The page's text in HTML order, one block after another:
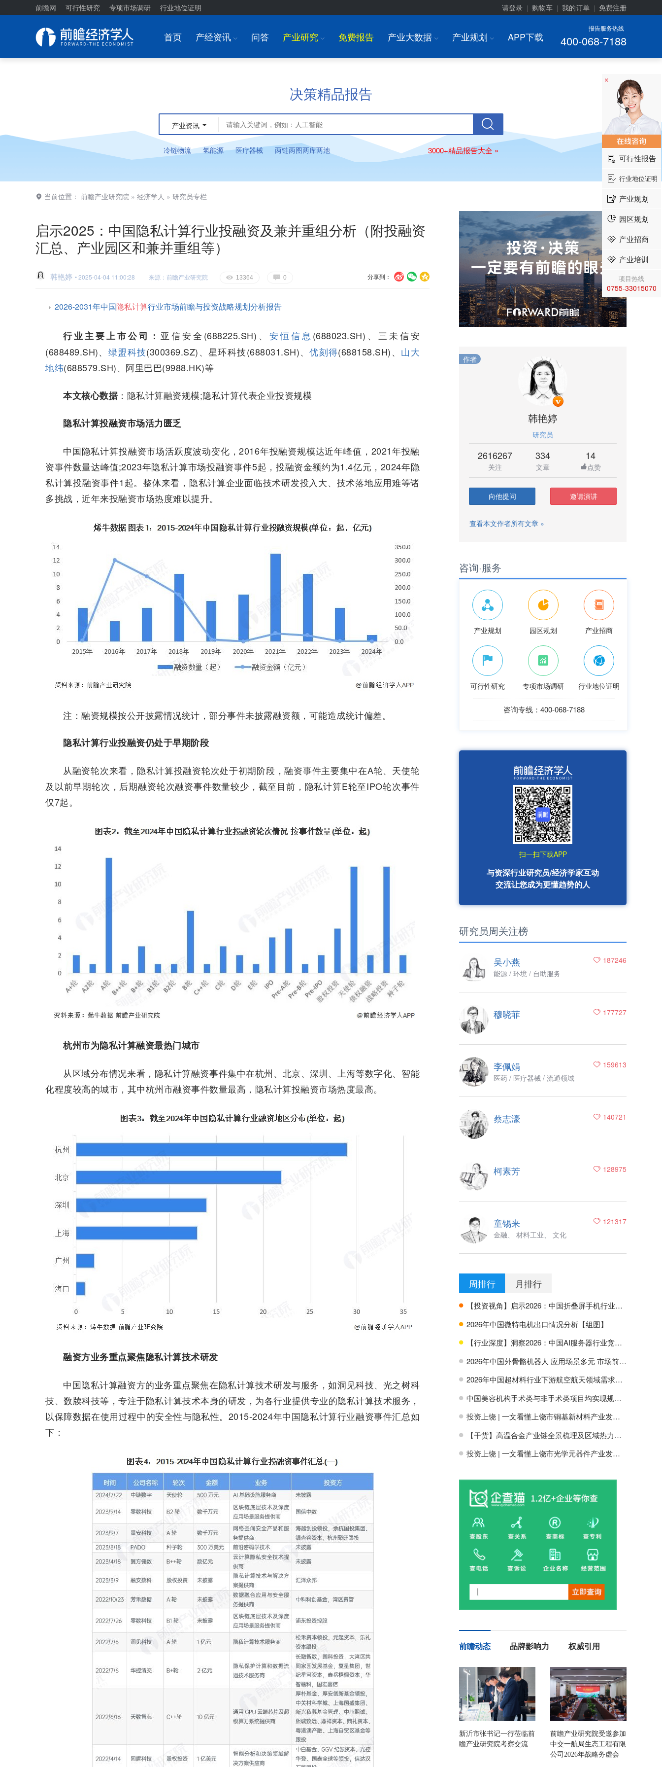
前瞻网 可行性研究 专项市场调研 行业地位证明 请登录 购物车 我的订单 免费注册
报告服务热线
400-068-7188
首页 产经资讯 I 问答 产业研究 I 免费报告 产业大数据 I 产业规划 I APP下载
决策精品报告
产业资讯
冷链物流 氢能源 医疗器械 两链两图两库两池 3000+精品报告大全 »
当前位置： 前瞻产业研究院 » 经济学人 » 研究员专栏
启示2025：中国隐私计算行业投融资及兼并重组分析（附投融资
汇总、产业园区和兼并重组等）
U V c
分享到：
韩艳婷 • 2025-04-04 11:00:28 来源：前瞻产业研究院 E 13364 G 0
2026-2031年中国隐私计算行业市场前瞻与投资战略规划分析报告
行业主要上市公司： 亚信安全(688225.SH)、 安恒信息 (688023.SH)、三未信安
(688489.SH)、 绿盟科技(300369.SZ)、星环科技(688031.SH)、优刻得(688158.SH)、 山大
地纬(688579.SH)、阿里巴巴(9988.HK)等
本文核心数据：隐私计算融资规模;隐私计算代表企业投资规模
隐私计算投融资市场活力匮乏
中国隐私计算投融资市场活跃度波动变化，2016年投融资规模达近年峰值，2021年投融
资事件数量达峰值;2023年隐私计算市场投融资事件5起，投融资金额约为1.4亿元，2024年隐
私计算投融资事件1起。整体来看，隐私计算企业面临技术研发投入大、技术落地应用难等诸
多挑战，近年来投融资市场热度难以提升。
注：融资规模按公开披露情况统计，部分事件未披露融资额，可能造成统计偏差。
隐私计算行业投融资仍处于早期阶段
从融资轮次来看，隐私计算投融资轮次处于初期阶段，融资事件主要集中在A轮、天使轮
及以前早期轮次，后期融资轮次融资事件数量较少，截至目前，隐私计算E轮至IPO轮次事件
仅7起。
杭州市为隐私计算融资最热门城市
从区域分布情况来看，隐私计算融资事件集中在杭州、北京、深圳、上海等数字化、智能
化程度较高的城市，其中杭州市融资事件数量最高，隐私计算投融资市场热度最高。
融资方业务重点聚焦隐私计算技术研发
中国隐私计算融资方的业务重点聚焦在隐私计算技术研发与服务，如洞见科技、光之树科
技、数牍科技等，专注于隐私计算技术本身的研发，为各行业提供专业的隐私计算技术服务，
以保障数据在使用过程中的安全性与隐私性。2015-2024年中国隐私计算行业融资事件汇总如
下：
作者
韩艳婷
研究员
2616267
关注
334
文章
14
点赞
向他提问 邀请演讲
查看本文作者所有文章 »
咨询·服务
产业规划 园区规划 产业招商
可行性研究 专项市场调研 行业地位证明
咨询专线：400-068-7188
扫一扫下载APP
与资深行业研究员/经济学家互动
交流让您成为更懂趋势的人
研究员周关注榜
187246
吴小燕
能源 / 环境 / 自助服务
177727
穆晓菲
159613
李佩娟
医药 / 医疗器械 / 流通领域
140721
蔡志濠
128975
柯素芳
121317
童锡来
金融、 材料工业、 文化
周排行 月排行
H 【投资视角】启示2026：中国折叠屏手机行业投融资及兼并重组分析
H 2026年中国微特电机出口情况分析【组图】
H 【行业深度】洞察2026：中国AI服务器行业竞争格局及市场份额
H 2026年中国外骨骼机器人 应用场景多元 市场前景广阔【组图】
H 2026年中国超材料行业下游航空航天领域需求分析【组图】
H 中国美容机构手术类与非手术类项目均实现规模增长【组图】
H 投资上饶 | 一文看懂上饶市铜基新材料产业发展现状与投资机会前瞻
H 【干货】高温合金产业链全景梳理及区域热力地图
H 投资上饶 | 一文看懂上饶市光学元器件产业发展现状与投资机会前瞻
前瞻动态 品牌影响力 权威引用
新沂市张书记一行莅临前
瞻产业研究院考察交流
前瞻产业研究院受邀参加
中交一航局生态工程有限
公司2026年战略务虚会
×
可行性报告
行业地位证明
产业规划
园区规划
产业招商
产业培训
项目热线
0755-33015070